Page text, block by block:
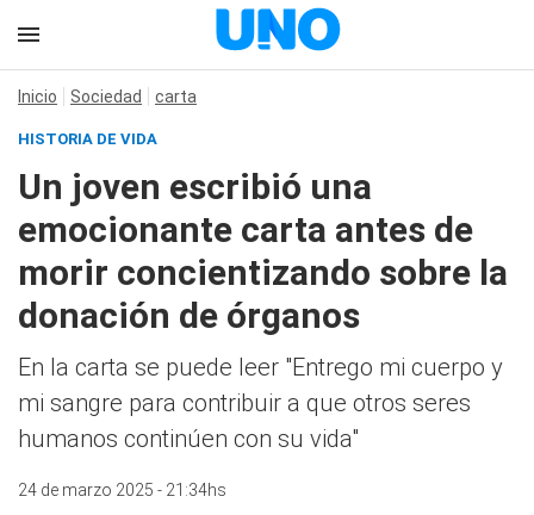
Inicio Sociedad carta
HISTORIA DE VIDA
Un joven escribió una
emocionante carta antes de
morir concientizando sobre la
donación de órganos
En la carta se puede leer "Entrego mi cuerpo y
mi sangre para contribuir a que otros seres
humanos continúen con su vida"
24 de marzo 2025 - 21:34hs